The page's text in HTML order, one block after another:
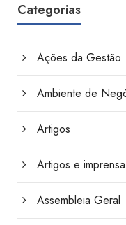
Categorias
Ações da Gestão
Ambiente de
Artigos
Artigos e imprensa
Assembleia Geral